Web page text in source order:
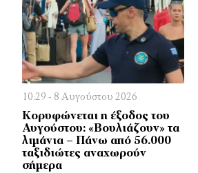
10:29 - 8 Αυγούστου 2026
Κορυφώνεται η έξοδος του
Αυγούστου: «Βουλιάζουν» τα
λιμάνια – Πάνω από 56.000
ταξιδιώτες αναχωρούν
σήμερα